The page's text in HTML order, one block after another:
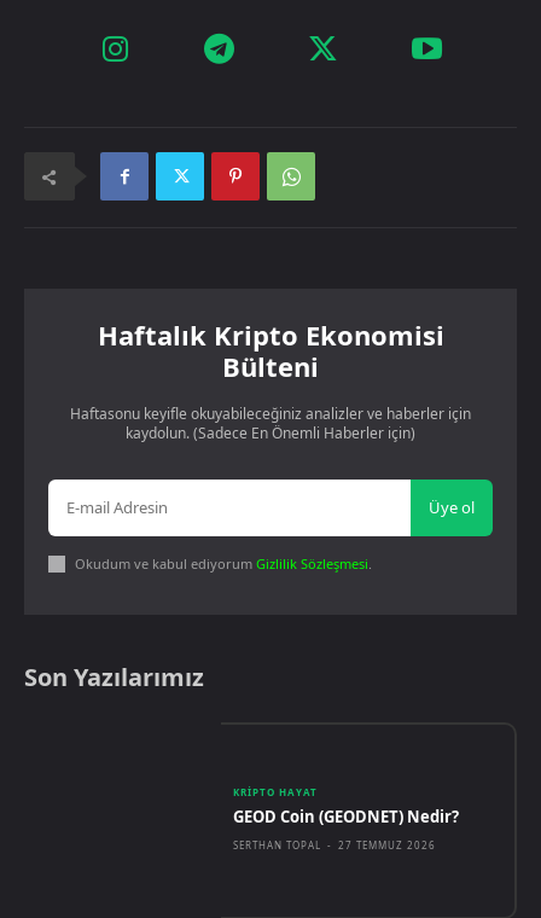
Haftalık Kripto Ekonomisi
Bülteni
Haftasonu keyifle okuyabileceğiniz analizler ve haberler için
kaydolun. (Sadece En Önemli Haberler için)
Üye ol
Okudum ve kabul ediyorum Gizlilik Sözleşmesi.
Son Yazılarımız
KRIPTO HAYAT
GEOD Coin (GEODNET) Nedir?
SERTHAN TOPAL - 27 TEMMUZ 2026